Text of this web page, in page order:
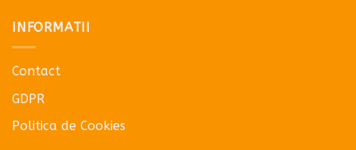
INFORMATII
Contact
GDPR
Politica de Cookies